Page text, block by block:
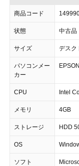
商品コード
状態 中古品
サイズ デス
パソコンメー
カー
CPU Intel
メモリ 4GB
ストレージ HDD
OS
ソフト